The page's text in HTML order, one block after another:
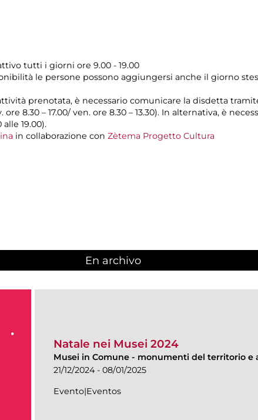
tutti i giorni ore 9.00 - 19.00
le persone possono aggiungersi anche il giorno
prenotata, è necessario comunicare la disdetta
ore 8.30 – 17.00/ ven. ore 8.30 – 13.30). In alternativa, è
19.00).
in collaborazione con Zètema Progetto Cultura
En archivo
Natale nei Musei 2024
Musei in Comune - monumenti del territorio e
21/12/2024 - 08/01/2025
Evento|Eventos